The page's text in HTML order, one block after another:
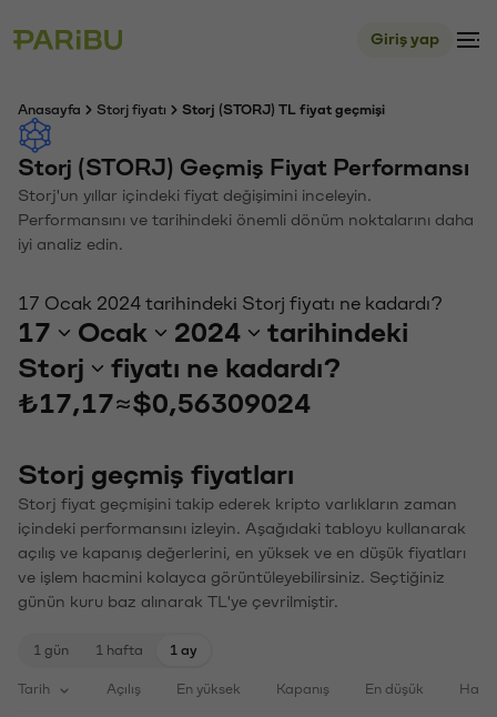
Giriş yap
Anasayfa Storj fiyatı Storj (STORJ) TL fiyat geçmişi
Storj (STORJ) Geçmiş Fiyat Performansı
Storj'un yıllar içindeki fiyat değişimini inceleyin.
Performansını ve tarihindeki önemli dönüm noktalarını daha
iyi analiz edin.
17 Ocak 2024 tarihindeki Storj fiyatı ne kadardı?
17 Ocak 2024
tarihindeki
Storj
fiyatı ne kadardı?
₺17,17≈$0,56309024
Storj geçmiş fiyatları
Storj fiyat geçmişini takip ederek kripto varlıkların zaman
içindeki performansını izleyin. Aşağıdaki tabloyu kullanarak
açılış ve kapanış değerlerini, en yüksek ve en düşük fiyatları
ve işlem hacmini kolayca görüntüleyebilirsiniz. Seçtiğiniz
günün kuru baz alınarak TL'ye çevrilmiştir.
1 gün 1 hafta 1 ay
Tarih Açılış En yüksek Kapanış En düşük